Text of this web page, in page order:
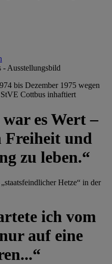
bis Dezember 1975 wegen
Cottbus inhaftiert
es Wert –
Freiheit und
zu leben.“
Hetze“ in der
ich vom
auf eine